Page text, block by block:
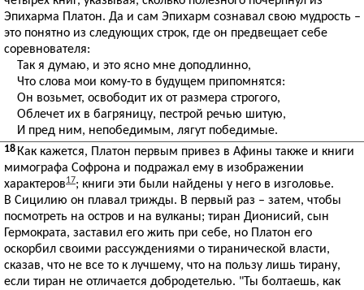
Эпихарма Платон. Да и сам Эпихарм сознавал свою мудрость –
это понятно из следующих строк, где он предвещает себе
соревнователя:
Так я думаю, и это ясно мне доподлинно,
Что слова мои кому-то в будущем припомнятся:
Он возьмет, освободит их от размера строгого,
Облечет их в багряницу, пестрой речью шитую,
И пред ним, непобедимым, лягут победимые.
18 Как кажется, Платон первым привез в Афины также и книги
мимографа Софрона и подражал ему в изображении
характеров17; книги эти были найдены у него в изголовье.
В Сицилию он плавал трижды. В первый раз – затем, чтобы
посмотреть на остров и на вулканы; тиран Дионисий, сын
Гермократа, заставил его жить при себе, но Платон его
оскорбил своими рассуждениями о тиранической власти,
сказав, что не все то к лучшему, что на пользу лишь тирану,
если тиран не отличается добродетелью. "Ты болтаешь, как